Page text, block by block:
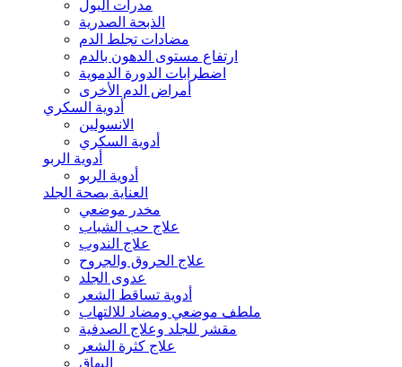
مدرات البول
الذبحة الصدرية
مضادات تجلط الدم
ارتفاع مستوى الدهون بالدم
اضطرابات الدورة الدموية
أمراض الدم الأخرى
أدوية السكري
الانسولين
أدوية السكري
أدوية الربو
أدوية الربو
العناية بصحة الجلد
مخدر موضعي
علاج حب الشباب
علاج الندوب
علاج الحروق والجروح
عدوى الجلد
أدوية تساقط الشعر
ملطف موضعي ومضاد للالتهاب
مقشر للجلد وعلاج الصدفية
علاج كثرة الشعر
البهاق